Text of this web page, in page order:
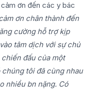
ơn đến các y bác
ơn chân thành đến
cường hỗ trợ kịp
tâm dịch với sự chủ
đấu của một
tôi đã cùng nhau
nhiều bn nặng. Có